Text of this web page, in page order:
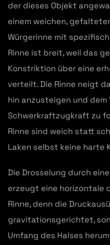
der dieses Objekt
einem weichen,
Würgerinne mit
Rinne ist breit, weil das
Konstriktion über eine
verteilt. Die Rinne neigt
hin anzusteigen und dem
Schwerkraftzugkraft zu
Rinne sind weich statt
Laken selbst keine harte
Die Drosselung durch
erzeugt eine horizontale
Rinne, denn die
gravitationsgerichtet,
Umfang des Halses